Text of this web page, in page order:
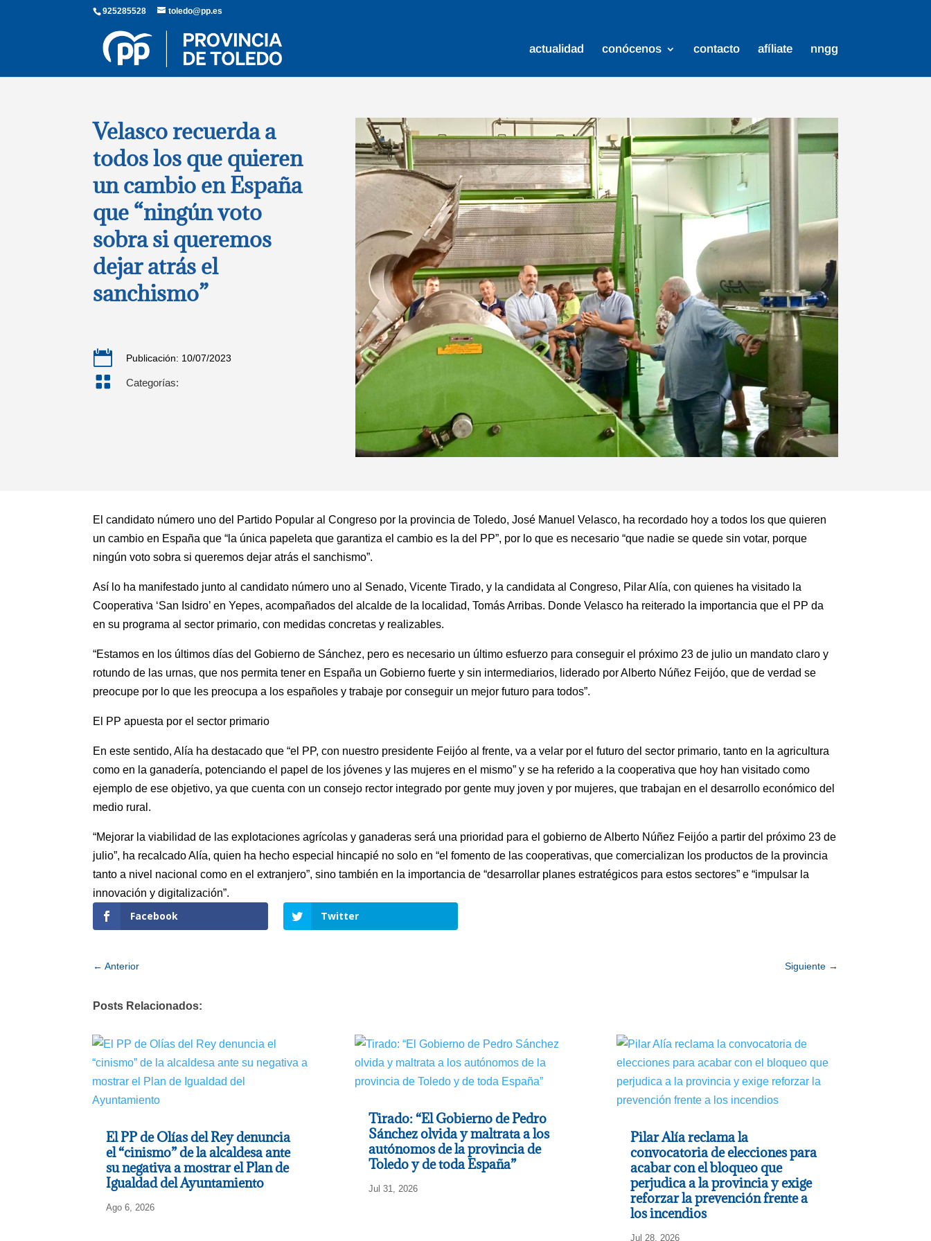
925285528 toledo@pp.es
actualidad conócenos contacto afíliate nngg
Velasco recuerda a
todos los que quieren
un cambio en España
que “ningún voto
sobra si queremos
dejar atrás el
sanchismo”
 Publicación: 10/07/2023
 Categorías:
El candidato número uno del Partido Popular al Congreso por la provincia de Toledo, José Manuel Velasco, ha recordado hoy a todos los que quieren
un cambio en España que “la única papeleta que garantiza el cambio es la del PP”, por lo que es necesario “que nadie se quede sin votar, porque
ningún voto sobra si queremos dejar atrás el sanchismo”.
Así lo ha manifestado junto al candidato número uno al Senado, Vicente Tirado, y la candidata al Congreso, Pilar Alía, con quienes ha visitado la
Cooperativa ‘San Isidro’ en Yepes, acompañados del alcalde de la localidad, Tomás Arribas. Donde Velasco ha reiterado la importancia que el PP da
en su programa al sector primario, con medidas concretas y realizables.
“Estamos en los últimos días del Gobierno de Sánchez, pero es necesario un último esfuerzo para conseguir el próximo 23 de julio un mandato claro y
rotundo de las urnas, que nos permita tener en España un Gobierno fuerte y sin intermediarios, liderado por Alberto Núñez Feijóo, que de verdad se
preocupe por lo que les preocupa a los españoles y trabaje por conseguir un mejor futuro para todos”.
El PP apuesta por el sector primario
En este sentido, Alía ha destacado que “el PP, con nuestro presidente Feijóo al frente, va a velar por el futuro del sector primario, tanto en la agricultura
como en la ganadería, potenciando el papel de los jóvenes y las mujeres en el mismo” y se ha referido a la cooperativa que hoy han visitado como
ejemplo de ese objetivo, ya que cuenta con un consejo rector integrado por gente muy joven y por mujeres, que trabajan en el desarrollo económico del
medio rural.
“Mejorar la viabilidad de las explotaciones agrícolas y ganaderas será una prioridad para el gobierno de Alberto Núñez Feijóo a partir del próximo 23 de
julio”, ha recalcado Alía, quien ha hecho especial hincapié no solo en “el fomento de las cooperativas, que comercializan los productos de la provincia
tanto a nivel nacional como en el extranjero”, sino también en la importancia de “desarrollar planes estratégicos para estos sectores” e “impulsar la
innovación y digitalización”.
Facebook Twitter
←Anterior Siguiente→
Posts Relacionados:
El PP de Olías del Rey denuncia
el “cinismo” de la alcaldesa ante
su negativa a mostrar el Plan de
Igualdad del Ayuntamiento
Ago 6, 2026
Tirado: “El Gobierno de Pedro
Sánchez olvida y maltrata a los
autónomos de la provincia de
Toledo y de toda España”
Jul 31, 2026
Pilar Alía reclama la
convocatoria de elecciones para
acabar con el bloqueo que
perjudica a la provincia y exige
reforzar la prevención frente a
los incendios
Jul 28, 2026